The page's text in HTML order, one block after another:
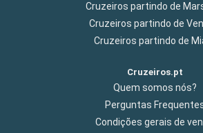
Cruzeiros partindo de
Cruzeiros partindo de
Cruzeiros partindo de
Cruzeiros.pt
Quem somos nós?
Perguntas
Condições gerais de